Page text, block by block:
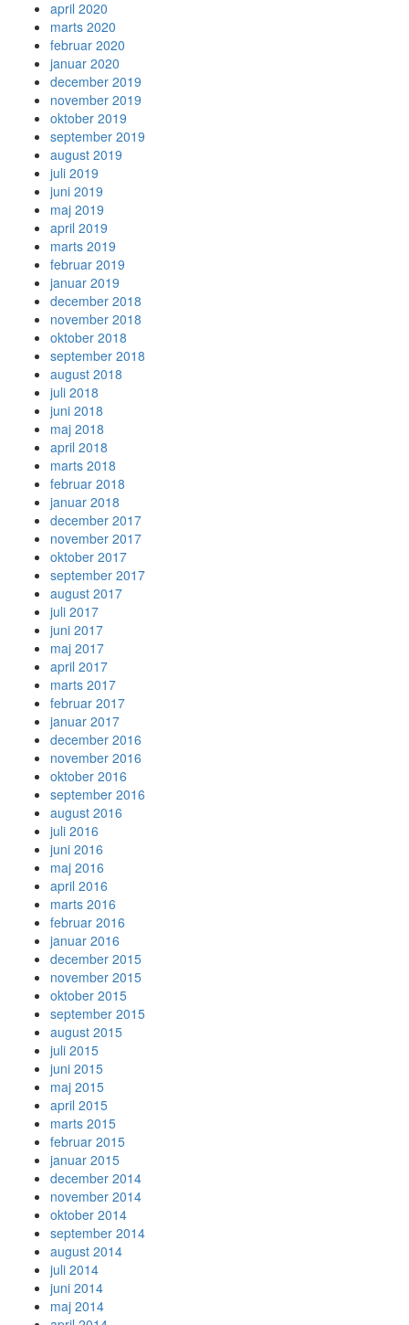
april 2020
marts 2020
februar 2020
januar 2020
december 2019
november 2019
oktober 2019
september 2019
august 2019
juli 2019
juni 2019
maj 2019
april 2019
marts 2019
februar 2019
januar 2019
december 2018
november 2018
oktober 2018
september 2018
august 2018
juli 2018
juni 2018
maj 2018
april 2018
marts 2018
februar 2018
januar 2018
december 2017
november 2017
oktober 2017
september 2017
august 2017
juli 2017
juni 2017
maj 2017
april 2017
marts 2017
februar 2017
januar 2017
december 2016
november 2016
oktober 2016
september 2016
august 2016
juli 2016
juni 2016
maj 2016
april 2016
marts 2016
februar 2016
januar 2016
december 2015
november 2015
oktober 2015
september 2015
august 2015
juli 2015
juni 2015
maj 2015
april 2015
marts 2015
februar 2015
januar 2015
december 2014
november 2014
oktober 2014
september 2014
august 2014
juli 2014
juni 2014
maj 2014